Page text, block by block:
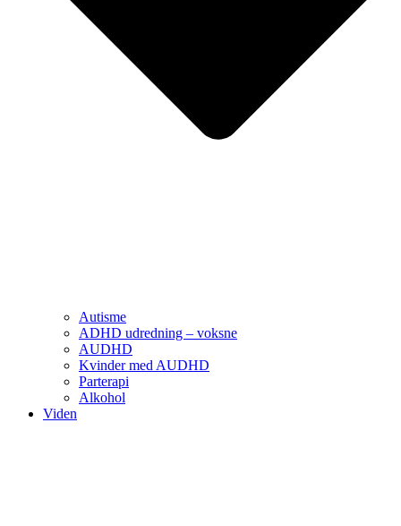
Autisme
ADHD udredning – voksne
AUDHD
Kvinder med AUDHD
Parterapi
Alkohol
Viden